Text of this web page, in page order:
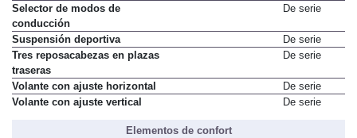
Selector de modos de
conducción
De serie
Suspensión deportiva
De serie
Tres reposacabezas en plazas
traseras
De serie
Volante con ajuste horizontal
De serie
Volante con ajuste vertical
De serie
Elementos de confort